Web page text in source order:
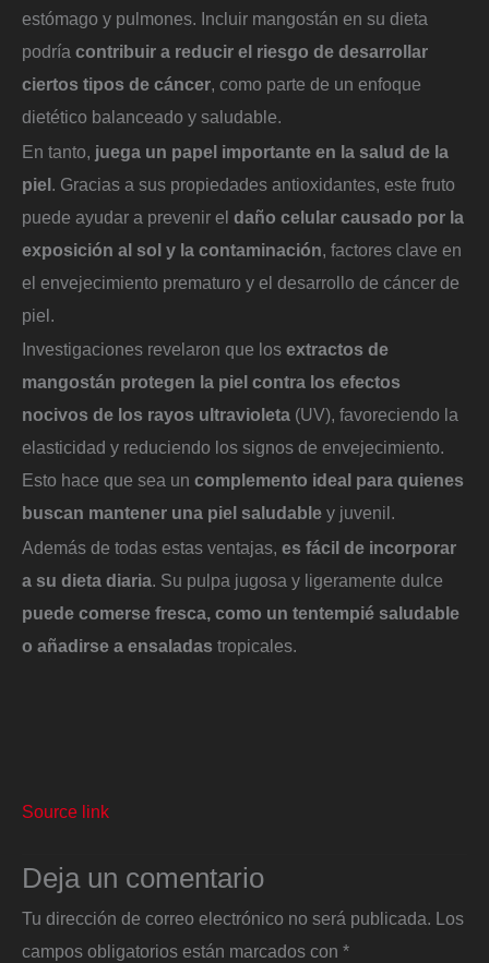
estómago y pulmones. Incluir mangostán en su dieta
podría contribuir a reducir el riesgo de desarrollar
ciertos tipos de cáncer, como parte de un enfoque
dietético balanceado y saludable.
En tanto, juega un papel importante en la salud de la
piel . Gracias a sus propiedades antioxidantes, este fruto
puede ayudar a prevenir el daño celular causado por la
exposición al sol y la contaminación , factores clave en
el envejecimiento prematuro y el desarrollo de cáncer de
piel.
Investigaciones revelaron que los extractos de
mangostán protegen la piel contra los efectos
nocivos de los rayos ultravioleta (UV), favoreciendo la
elasticidad y reduciendo los signos de envejecimiento.
Esto hace que sea un complemento ideal para quienes
buscan mantener una piel saludable y juvenil.
Además de todas estas ventajas, es fácil de incorporar
a su dieta diaria. Su pulpa jugosa y ligeramente dulce
puede comerse fresca, como un tentempié saludable
o añadirse a ensaladas tropicales.
Source link
Deja un comentario
Tu dirección de correo electrónico no será publicada. Los
campos obligatorios están marcados con *